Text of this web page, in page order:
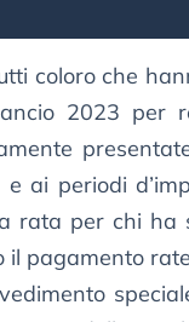
coloro che
2023 per
e ai periodi
rata per chi
il pagamento